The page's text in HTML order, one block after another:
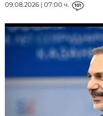
09.08.2026 | 07:00 ч. 101